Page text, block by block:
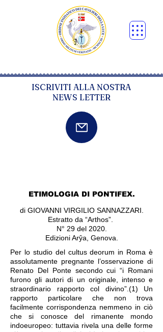
ISCRIVITI ALLA NOSTRA
NEWS LETTER
ETIMOLOGIA DI PONTIFEX.
di GIOVANNI VIRGILIO SANNAZZARI.
Estratto da “Arthos”.
N° 29 del 2020.
Edizioni Arŷa, Genova.
Per lo studio del cultus deorum in Roma è
assolutamente pregnante l’osservazione di
Renato Del Ponte secondo cui “i Romani
furono gli autori di un originale, intenso e
straordinario rapporto col divino”.(1) Un
rapporto particolare che non trova
facilmente corrispondenza nemmeno in ciò
che si conosce del rimanente mondo
indoeuropeo: tuttavia rivela una delle forme